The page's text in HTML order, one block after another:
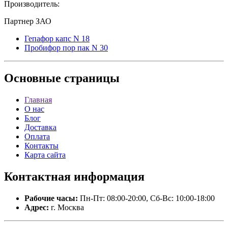
Производитель:
Партнер ЗАО
Гепафор капс N 18
Пробифор пор пак N 30
Основные страницы
Главная
О нас
Блог
Доставка
Оплата
Контакты
Карта сайта
Контактная информация
Рабочие часы: Пн-Пт: 08:00-20:00, Сб-Вс: 10:00-18:00
Адрес: г. Москва